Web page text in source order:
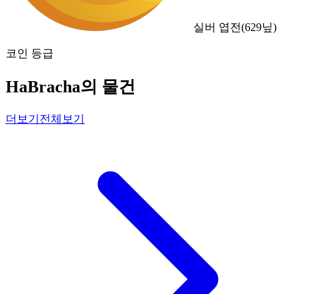
실버 엽전(629닢)
코인 등급
HaBracha의 물건
더보기 전체보기